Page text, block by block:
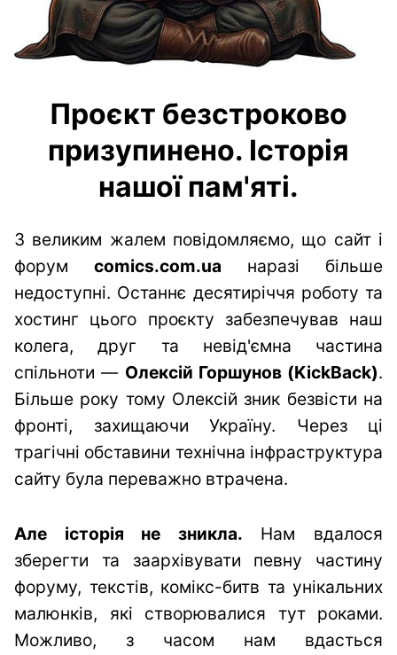
Проєкт безстроково
призупинено. Історія
нашої пам'яті.
З великим жалем повідомляємо, що сайт і
форум comics.com.ua наразі більше
недоступні. Останнє десятиріччя роботу та
хостинг цього проєкту забезпечував наш
колега, друг та невід'ємна частина
спільноти — Олексій Горшунов (KickBack).
Більше року тому Олексій зник безвісти на
фронті, захищаючи Україну. Через ці
трагічні обставини технічна інфраструктура
сайту була переважно втрачена.
Але історія не зникла. Нам вдалося
зберегти та заархівувати певну частину
форуму, текстів, комікс-битв та унікальних
малюнків, які створювалися тут роками.
Можливо, з часом нам вдасться